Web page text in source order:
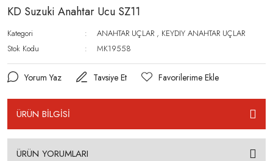
KD Suzuki Anahtar Ucu SZ11
Kategori ANAHTAR UÇLAR , KEYDIY ANAHTAR UÇLAR
Stok Kodu
MK19558
Yorum Yaz Tavsiye Et
ÜRÜN BİLGİSİ
ÜRÜN YORUMLARI